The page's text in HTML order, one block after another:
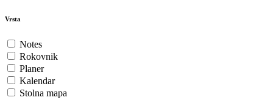
Vrsta
Notes
Rokovnik
Planer
Kalendar
Stolna mapa